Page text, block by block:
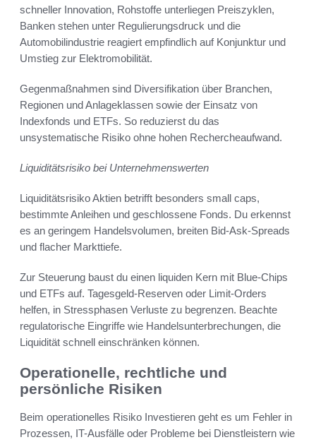
schneller Innovation, Rohstoffe unterliegen Preiszyklen,
Banken stehen unter Regulierungsdruck und die
Automobilindustrie reagiert empfindlich auf Konjunktur und
Umstieg zur Elektromobilität.
Gegenmaßnahmen sind Diversifikation über Branchen,
Regionen und Anlageklassen sowie der Einsatz von
Indexfonds und ETFs. So reduzierst du das
unsystematische Risiko ohne hohen Rechercheaufwand.
Liquiditätsrisiko bei Unternehmenswerten
Liquiditätsrisiko Aktien betrifft besonders small caps,
bestimmte Anleihen und geschlossene Fonds. Du erkennst
es an geringem Handelsvolumen, breiten Bid-Ask-Spreads
und flacher Markttiefe.
Zur Steuerung baust du einen liquiden Kern mit Blue-Chips
und ETFs auf. Tagesgeld-Reserven oder Limit-Orders
helfen, in Stressphasen Verluste zu begrenzen. Beachte
regulatorische Eingriffe wie Handelsunterbrechungen, die
Liquidität schnell einschränken können.
Operationelle, rechtliche und
persönliche Risiken
Beim operationelles Risiko Investieren geht es um Fehler in
Prozessen, IT-Ausfälle oder Probleme bei Dienstleistern wie